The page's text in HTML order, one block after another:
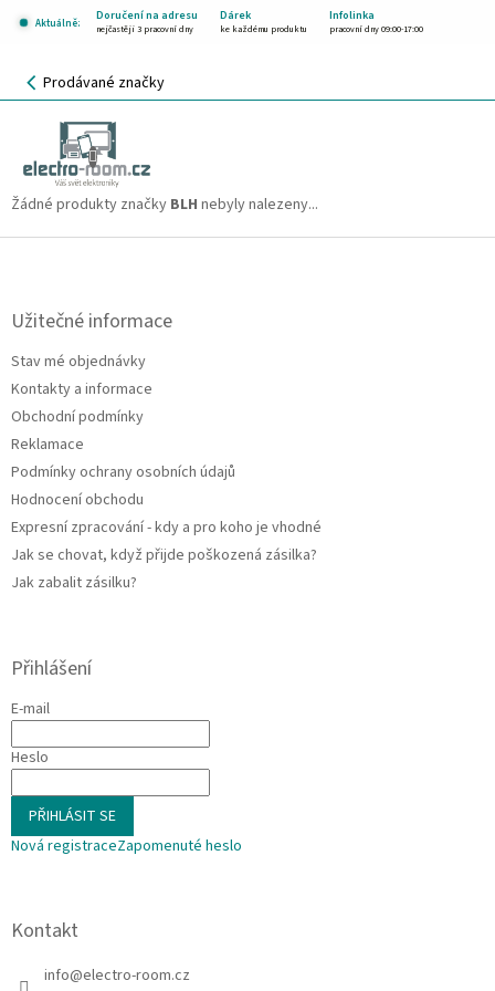
Aktuálně:
Doručení na adresu Dárek Infolinka
nejčastěji 3 pracovní dny ke každému produktu pracovní dny 09:00-17:00
NÁKUPNÍ
KOŠÍK
Prodávané značky
Žádné produkty značky BLH nebyly nalezeny...
Z
Užitečné informace
Stav mé objednávky
Kontakty a informace
Obchodní podmínky
Reklamace
Podmínky ochrany osobních údajů
Hodnocení obchodu
Expresní zpracování - kdy a pro koho je vhodné
Jak se chovat, když přijde poškozená zásilka?
Jak zabalit zásilku?
Přihlášení
E-mail
Heslo
PŘIHLÁSIT SE
Nová registraceZapomenuté heslo
Kontakt
info@electro-room.cz